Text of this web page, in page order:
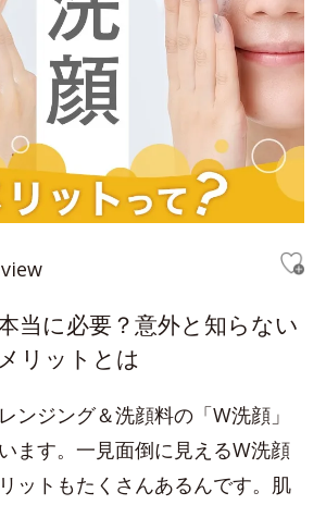
当に必要？意外と知らない
リットとは
ンジング＆洗顔料の「W洗顔」
ます。一見面倒に見えるW洗顔
ットもたくさんあるんです。肌